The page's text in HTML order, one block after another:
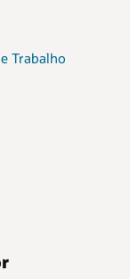
Trabalho